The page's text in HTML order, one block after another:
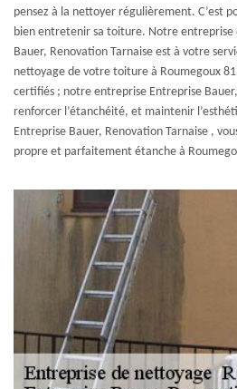
pensez à la nettoyer régulièrement. C’est
bien entretenir sa toiture. Notre entreprise
Bauer, Renovation Tarnaise est à votre
nettoyage de votre toiture à Roumegoux
certifiés ; notre entreprise Entreprise
renforcer l’étanchéité, et maintenir
Entreprise Bauer, Renovation Tarnaise ,
propre et parfaitement étanche à